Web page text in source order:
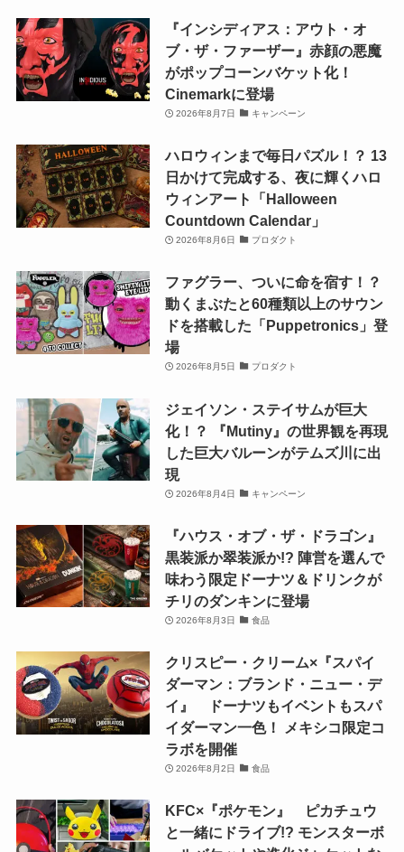
『インシディアス：アウト・オ
ブ・ザ・ファーザー』赤顔の悪魔
がポップコーンバケット化！
Cinemarkに登場
2026年8月7日 キャンペーン
ハロウィンまで毎日パズル！？ 13
日かけて完成する、夜に輝くハロ
ウィンアート「Halloween
Countdown Calendar」
2026年8月6日 プロダクト
ファグラー、ついに命を宿す！？
動くまぶたと60種類以上のサウン
ドを搭載した「Puppetronics」登
場
2026年8月5日 プロダクト
ジェイソン・ステイサムが巨大
化！？ 『Mutiny』の世界観を再現
した巨大バルーンがテムズ川に出
現
2026年8月4日 キャンペーン
『ハウス・オブ・ザ・ドラゴン』
黒装派か翠装派か!? 陣営を選んで
味わう限定ドーナツ＆ドリンクが
チリのダンキンに登場
2026年8月3日 食品
クリスピー・クリーム×『スパイ
ダーマン：ブランド・ニュー・デ
イ』 ドーナツもイベントもスパ
イダーマン一色！ メキシコ限定コ
ラボを開催
2026年8月2日 食品
KFC×『ポケモン』 ピカチュウ
と一緒にドライブ!? モンスターボ